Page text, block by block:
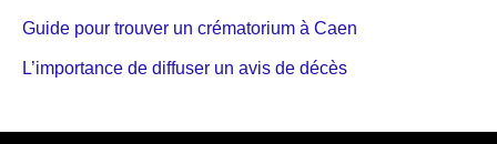
Guide pour trouver un crématorium à Caen
L’importance de diffuser un avis de décès